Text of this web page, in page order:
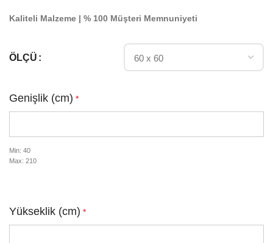
Kaliteli Malzeme | % 100 Müşteri Memnuniyeti
ÖLÇÜ
Genişlik (cm) *
Min: 40
Max: 210
Yükseklik (cm) *